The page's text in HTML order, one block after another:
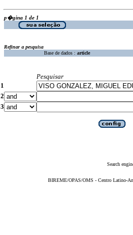
p�gina 1 de 1
Refinar a pesquisa
Base de dados : article
Pesquisar
1
2
3
Search
BIREME/OPAS/OMS - Centro Latino-